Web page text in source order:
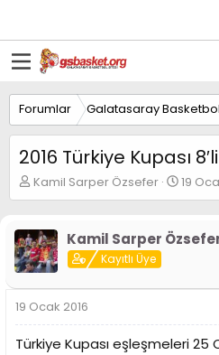
Forumlar Galatasaray Basketbol
2016 Türkiye Kupası
K
o
u
y
u
B
a
ş
l
a
Kamil Sarper Özsefer
B
a
a
ı
t
a
19
Kamil Sarper
Kayıtlı Üye
19 Ocak 2016
Türkiye Kupası eşleşmeleri